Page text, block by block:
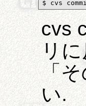
$ cvs
cvs
リ
「
い.